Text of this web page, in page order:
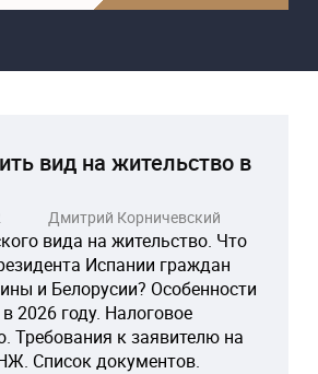
вид на жительство в
Дмитрий Корничевский
вида на жительство. Что
Испании граждан
и Белорусии? Особенности
2026 году. Налоговое
Требования к заявителю на
Список документов.